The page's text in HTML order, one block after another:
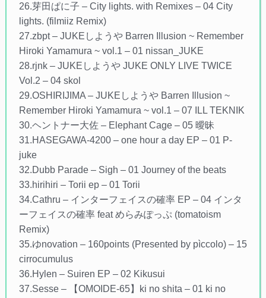
26.芽田ぱに子 – City lights. with Remixes – 04 City
lights. (filmiiz Remix)
27.zbpt – JUKEしようや Barren Illusion ~ Remember
Hiroki Yamamura ~ vol.1 – 01 nissan_JUKE
28.rjnk – JUKEしようや JUKE ONLY LIVE TWICE
Vol​.​2 – 04 skol
29.OSHIRIJIMA – JUKEしようや Barren Illusion ~
Remember Hiroki Yamamura ~ vol.1 – 07 ILL TEKNIK
30.ヘントナー大佐 – Elephant Cage – 05 曖昧
31.HASEGAWA-4200 – one hour a day EP – 01 P-
juke
32.Dubb Parade – Sigh – 01 Journey of the beats
33.hirihiri – Torii ep – 01 Torii
34.Cathru – インターフェイスの確率 EP – 04 インタ
ーフェイスの確率 feat めらみぽっぷ (tomatoism
Remix)
35.ゆnovation – 160points (Presented by pìccolo) – 15
cirrocumulus
36.Hylen – Suiren EP – 02 Kikusui
37.Sesse – 【OMOIDE​​-​​65】ki no shita – 01 ki no